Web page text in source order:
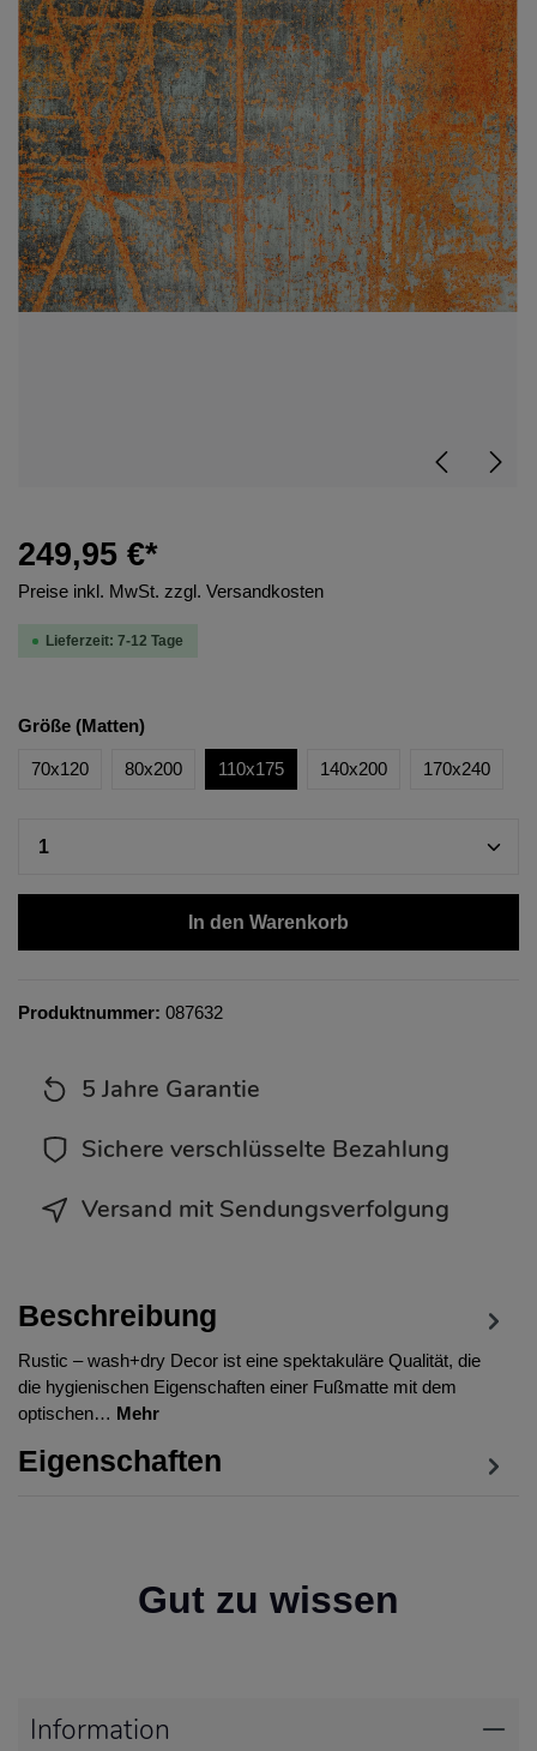
249,95 €*
Preise inkl. MwSt. zzgl. Versandkosten
Lieferzeit: 7-12 Tage
Größe (Matten)
70x120 80x200 110x175 140x200 170x240
In den Warenkorb
Produktnummer: 087632
5 Jahre Garantie
Sichere verschlüsselte Bezahlung
Versand mit Sendungsverfolgung
Beschreibung
Rustic – wash+dry Decor ist eine spektakuläre Qualität, die
die hygienischen Eigenschaften einer Fußmatte mit dem
optischen… Mehr
Eigenschaften
Gut zu wissen
Information